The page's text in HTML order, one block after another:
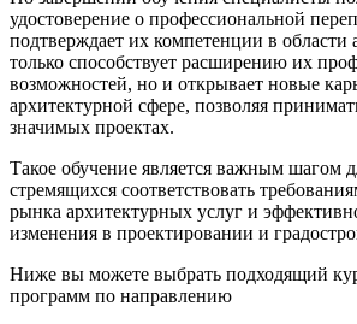
удостоверение о профессиональной
подтверждает их компетенции в области
только способствует расширению их
возможностей, но и открывает новые
архитектурной сфере, позволяя
значимых проектах.
Такое обучение является важным шагом
стремящихся соответствовать
рынка архитектурных услуг и
изменения в проектировании и
Ниже вы можете выбрать подходящий
программ по направлению